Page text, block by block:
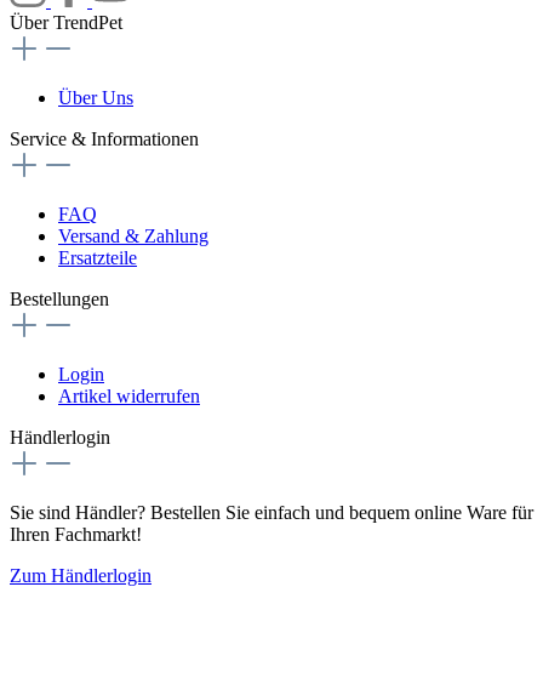
Über TrendPet
Über Uns
Service & Informationen
FAQ
Versand & Zahlung
Ersatzteile
Bestellungen
Login
Artikel widerrufen
Händlerlogin
Sie sind Händler? Bestellen Sie einfach und bequem online Ware für
Ihren Fachmarkt!
Zum Händlerlogin